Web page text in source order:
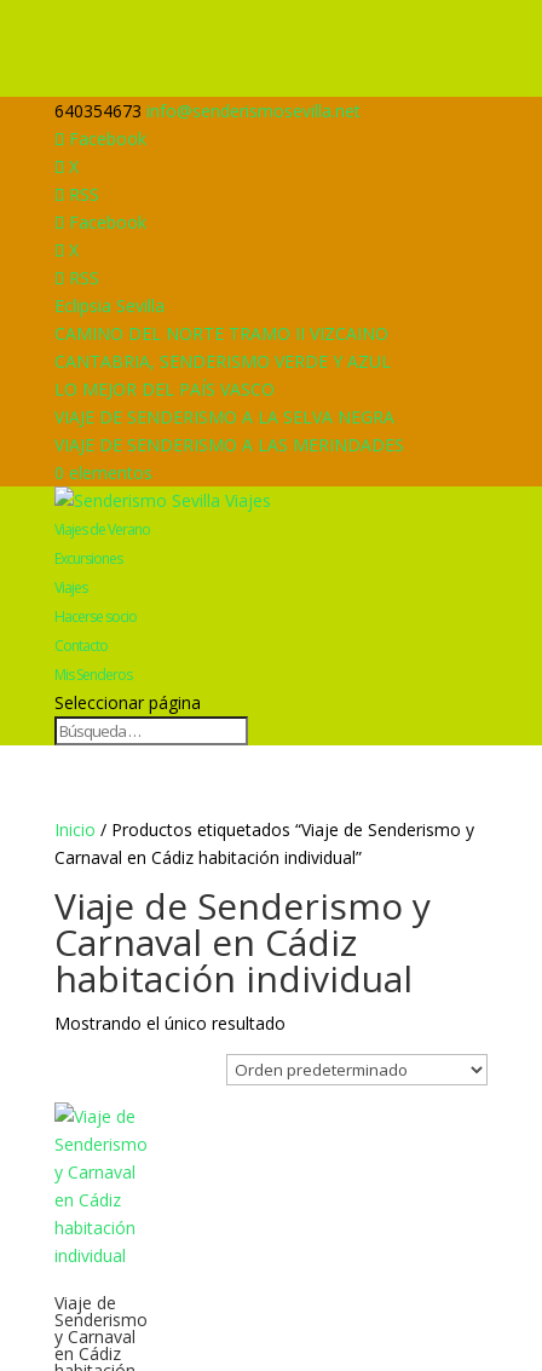
640354673 info@senderismosevilla.net
Facebook
X
RSS
Facebook
X
RSS
Eclipsia Sevilla
CAMINO DEL NORTE TRAMO II VIZCAINO
CANTABRIA, SENDERISMO VERDE Y AZUL
LO MEJOR DEL PAÍS VASCO
VIAJE DE SENDERISMO A LA SELVA NEGRA
VIAJE DE SENDERISMO A LAS MERINDADES
0 elementos
Viajes de Verano
Excursiones
Viajes
Hacerse socio
Contacto
Mis Senderos
Seleccionar página
Inicio / Productos etiquetados “Viaje de Senderismo y
Carnaval en Cádiz habitación individual”
Viaje de Senderismo y
Carnaval en Cádiz
habitación individual
Mostrando el único resultado
Viaje de
Senderismo
y Carnaval
en Cádiz